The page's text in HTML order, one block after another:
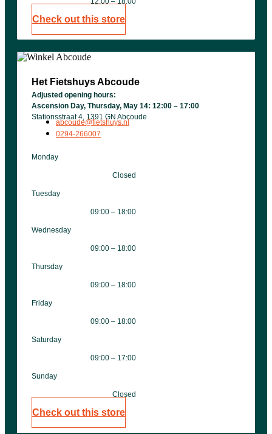
Check out this store
Het Fietshuys Abcoude
Adjusted opening hours:
Ascension Day, Thursday, May 14: 12:00 – 17:00
Stationsstraat 4, 1391 GN Abcoude
abcoude@fietshuys.nl
0294-266007
Monday
Closed
Tuesday
09:00 – 18:00
Wednesday
09:00 – 18:00
Thursday
09:00 – 18:00
Friday
09:00 – 18:00
Saturday
09:00 – 17:00
Sunday
Closed
Check out this store